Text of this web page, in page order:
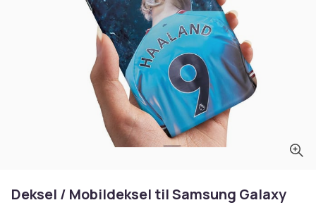
Deksel / Mobildeksel til Samsung Galaxy